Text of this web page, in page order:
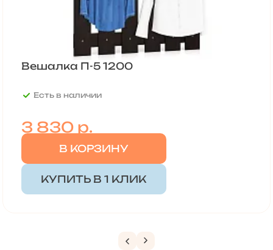
Вешалка П-5 1200
Есть в наличии
3 830р.
В КОРЗИНУ
КУПИТЬ В 1 КЛИК